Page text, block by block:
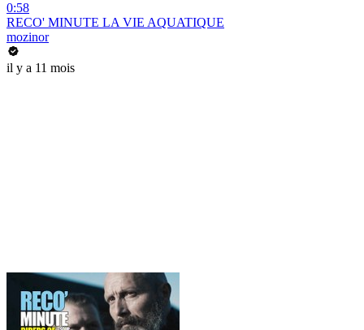
0:58
RECO' MINUTE LA VIE AQUATIQUE
mozinor
il y a 11 mois